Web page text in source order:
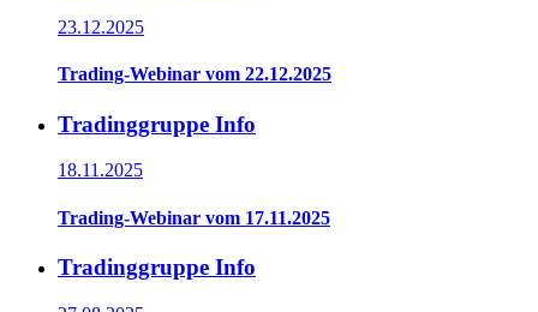
23.12.2025
Trading-Webinar vom 22.12.2025
Tradinggruppe Info
18.11.2025
Trading-Webinar vom 17.11.2025
Tradinggruppe Info